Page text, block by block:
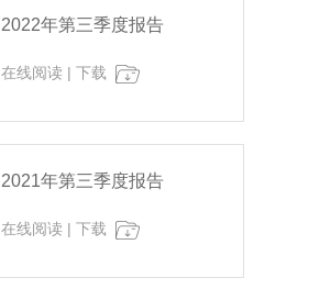
2022年第三季度报告
在线阅读 | 下载
2021年第三季度报告
在线阅读 | 下载